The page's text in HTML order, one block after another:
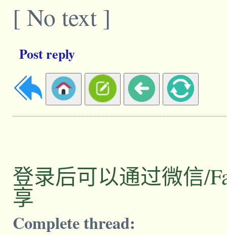
[ No text ]
Post reply
登录后可以通过微信/
享
Complete thread: